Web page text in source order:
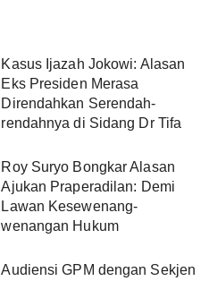
Kasus Ijazah Jokowi: Alasan
Eks Presiden Merasa
Direndahkan Serendah-
rendahnya di Sidang Dr Tifa
Roy Suryo Bongkar Alasan
Ajukan Praperadilan: Demi
Lawan Kesewenang-
wenangan Hukum
Audiensi GPM dengan Sekjen